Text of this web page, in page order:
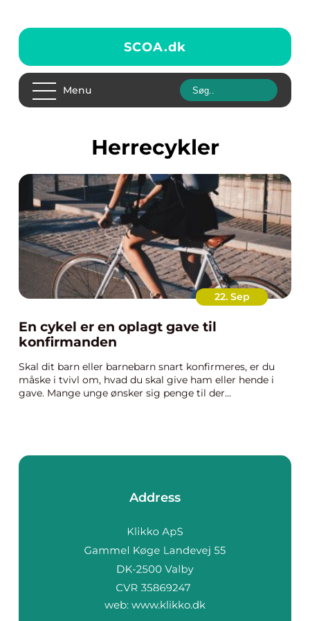
SCOA.dk
Menu
herrecykler
22. Sep
En cykel er en oplagt gave til
konfirmanden
Skal dit barn eller barnebarn snart konfirmeres, er du
måske i tvivl om, hvad du skal give ham eller hende i
gave. Mange unge ønsker sig penge til der...
Address
web: www.klikko.dk